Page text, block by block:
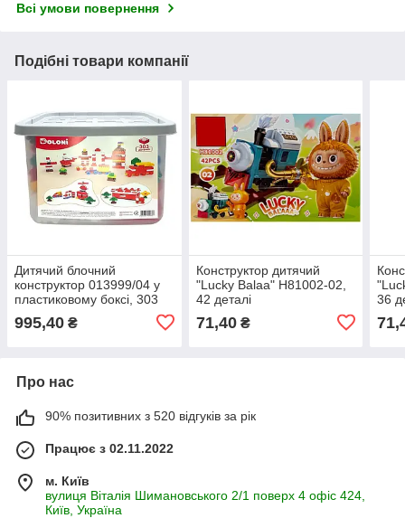
Всі умови повернення
Подібні товари компанії
Дитячий блочний
конструктор 013999/04 у
пластиковому боксі, 303
995,40 ₴
Конструктор дитячий
"Lucky Balaa" H81002-02,
42 деталі
71,40₴
36
Про нас
90% позитивних з 520 відгуків за рік
Працює з 02.11.2022
м. Київ
вулиця Віталія Шимановського 2/1 поверх 4 офіс 424,
Київ, Україна